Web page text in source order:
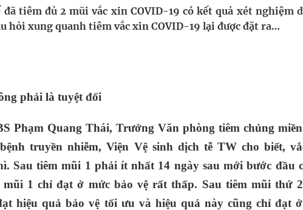
trở lại khai thác vào ngày 19/8
giải pháp tăng cường chống hàng giả và gian lận thương
địa phương hai cấp trong quản lý hoạt động nha khoa,
tiêm đủ 2 mũi vắc xin COVID-19 có kết quả xét nghiệm
hỏi xung quanh tiêm vắc xin COVID-19 lại được đặt ra…
phải là tuyệt đối
Phạm Quang Thái, Trưởng Văn phòng tiêm chủng
truyền nhiễm, Viện Vệ sinh dịch tễ TW cho biết,
Sau tiêm mũi 1 phải ít nhất 14 ngày sau mới bước đầu
mũi 1 chỉ đạt ở mức bảo vệ rất thấp. Sau tiêm mũi thứ
hiệu quả bảo vệ tối ưu và hiệu quả này cũng chỉ đạt